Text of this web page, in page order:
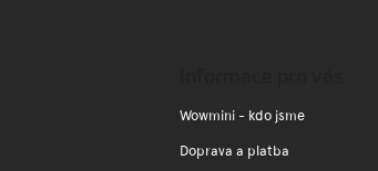
Wowmini - kdo jsme
Doprava a platba